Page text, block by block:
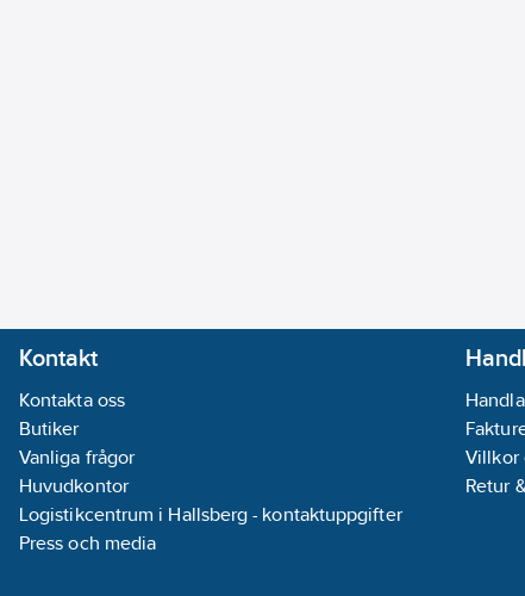
Kontakt
Kontakta oss
Butiker
Vanliga frågor
Huvudkontor
Logistikcentrum i Hallsberg - kontaktuppgifter
Press och media
Villkor
Retur